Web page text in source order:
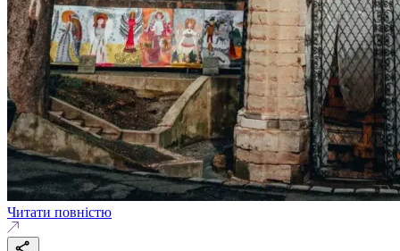
Читати повністю